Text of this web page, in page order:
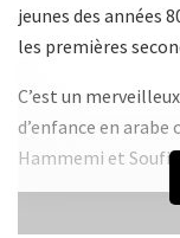
jeunes des années
les premières
C’est un
d’enfance en
Hammemi et